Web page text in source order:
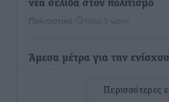
νέα σελίδα στον πολιτισμό
Πολιτιστικά πριν 3 ώρες
Άμεσα μέτρα για την
ανακοίνωσε ο Άδωνις
Περισσότερες